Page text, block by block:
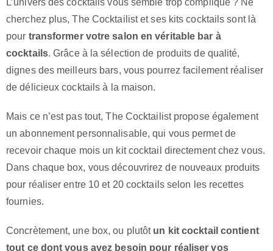
cherchez plus, The Cocktailist et ses kits cocktails sont là
pour transformer votre salon en véritable bar à
cocktails. Grâce à la sélection de produits de qualité,
dignes des meilleurs bars, vous pourrez facilement réaliser
de délicieux cocktails à la maison.
Mais ce n’est pas tout, The Cocktailist propose également
un abonnement personnalisable, qui vous permet de
recevoir chaque mois un kit cocktail directement chez vous.
Dans chaque box, vous découvrirez de nouveaux produits
pour réaliser entre 10 et 20 cocktails selon les recettes
fournies.
Concrètement, une box, ou plutôt un kit cocktail contient
tout ce dont vous avez besoin pour réaliser vos